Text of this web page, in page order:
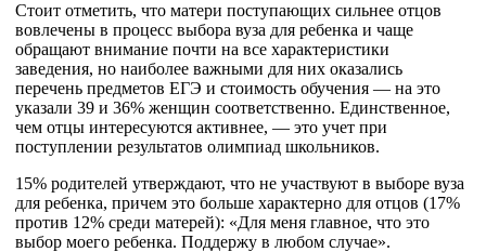
Стоит отметить, что матери поступающих сильнее отцов
вовлечены в процесс выбора вуза для ребенка и чаще
обращают внимание почти на все характеристики
заведения, но наиболее важными для них оказались
перечень предметов ЕГЭ и стоимость обучения — на это
указали 39 и 36% женщин соответственно. Единственное,
чем отцы интересуются активнее, — это учет при
поступлении результатов олимпиад школьников.
15% родителей утверждают, что не участвуют в выборе вуза
для ребенка, причем это больше характерно для отцов (17%
против 12% среди матерей): «Для меня главное, что это
выбор моего ребенка. Поддержу в любом случае».